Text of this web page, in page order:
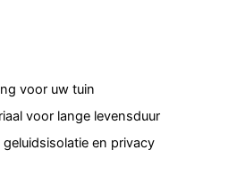
voor uw tuin
voor lange levensduur
en privacy